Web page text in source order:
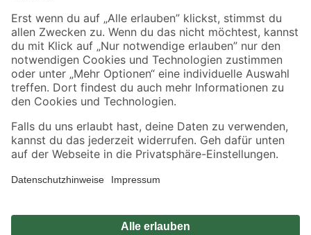
Sicher einkaufen
Jetzt die toom-App herunterladen
Alle Preisangaben in EUR inkl. gesetzl. MwSt.. Die dargestellten Angebote sind unter
Umständen nicht in allen Märkten verfügbar. Die angegebenen Verfügbarkeiten beziehen
Produkte nur solange der Vorrat reicht.
*Paketversand ab 59 € versandkostenfrei, gilt nicht für Artikel mit Speditionsversand, hier
Privatsphäre Impressum